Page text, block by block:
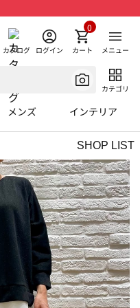
カタログ ログイン カート
0
メニュー
カテゴリ
メンズ インテリア
SHOP LIST